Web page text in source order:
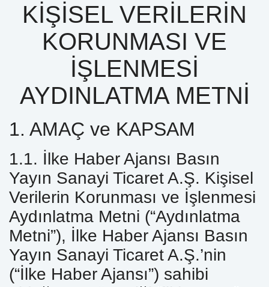
KİŞİSEL VERİLERİN
KORUNMASI VE
İŞLENMESİ
AYDINLATMA METNİ
1. AMAÇ ve KAPSAM
1.1. İlke Haber Ajansı Basın
Yayın Sanayi Ticaret A.Ş. Kişisel
Verilerin Korunması ve İşlenmesi
Aydınlatma Metni (“Aydınlatma
Metni”), İlke Haber Ajansı Basın
Yayın Sanayi Ticaret A.Ş.’nin
(“İlke Haber Ajansı”) sahibi